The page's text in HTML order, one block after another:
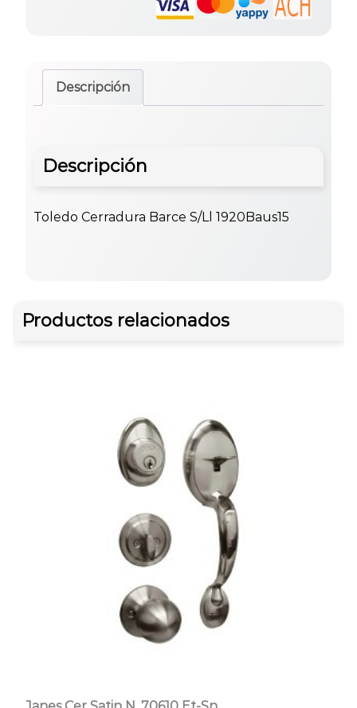
Descripción
Descripción
Toledo Cerradura Barce S/Ll 1920Baus15
Productos relacionados